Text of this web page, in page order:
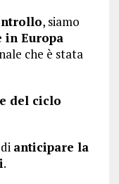
, siamo
in Europa
che è stata
del ciclo
anticipare la
.